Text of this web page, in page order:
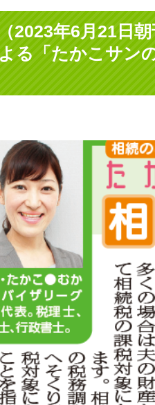
2023年6月21日
る「たかこサン